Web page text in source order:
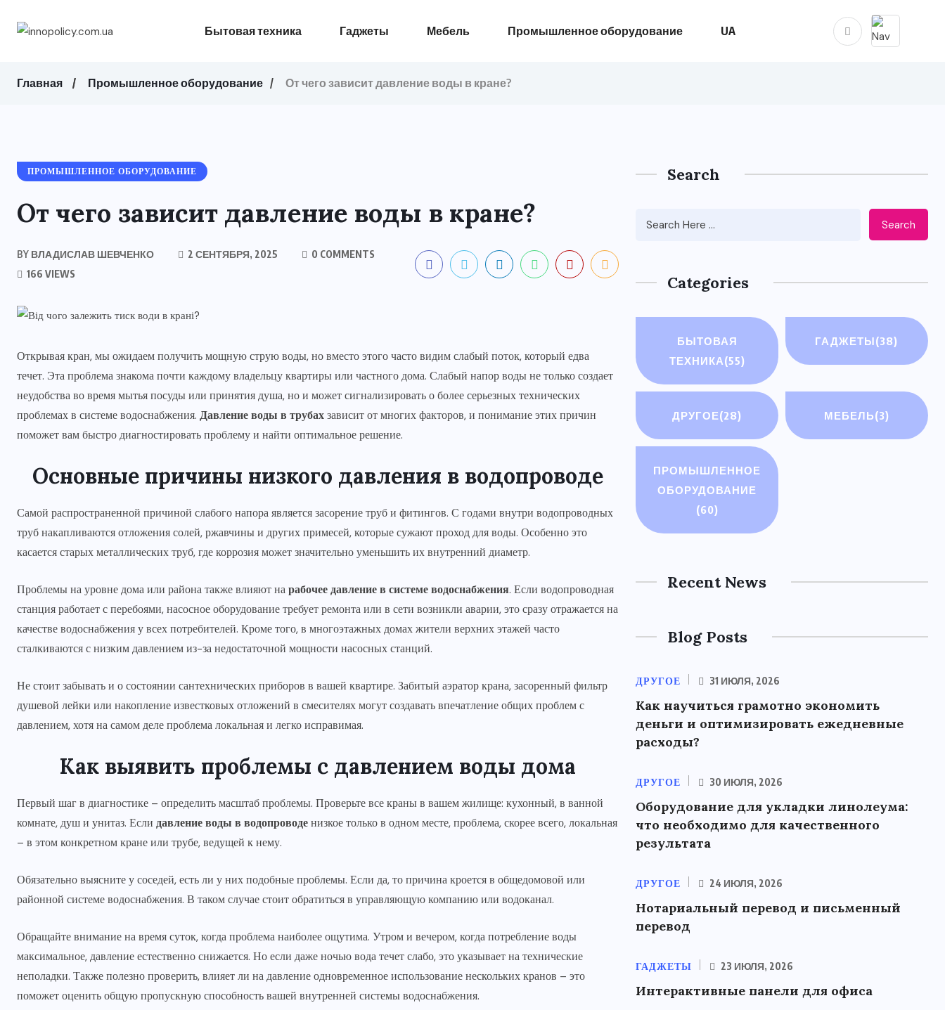
Бытовая техника Гаджеты Мебель Промышленное оборудование UA
Главная Промышленное оборудование От чего зависит давление воды в кране?
ПРОМЫШЛЕННОЕ ОБОРУДОВАНИЕ
От чего зависит давление воды в кране?
BY ВЛАДИСЛАВ ШЕВЧЕНКО 2 СЕНТЯБРЯ, 2025
0 COMMENTS
166 VIEWS
Открывая кран, мы ожидаем получить мощную струю воды, но вместо этого часто видим слабый поток, который едва
течет. Эта проблема знакома почти каждому владельцу квартиры или частного дома. Слабый напор воды не только создает
неудобства во время мытья посуды или принятия душа, но и может сигнализировать о более серьезных технических
проблемах в системе водоснабжения. Давление воды в трубахзависит от многих факторов, и понимание этих причин
поможет вам быстро диагностировать проблему и найти оптимальное решение.
Основные причины низкого давления в водопроводе
Самой распространенной причиной слабого напора является засорение труб и фитингов. С годами внутри водопроводных
труб накапливаются отложения солей, ржавчины и других примесей, которые сужают проход для воды. Особенно это
касается старых металлических труб, где коррозия может значительно уменьшить их внутренний диаметр.
Проблемы на уровне дома или района также влияют нарабочее давление в системе водоснабжения. Если водопроводная
станция работает с перебоями, насосное оборудование требует ремонта или в сети возникли аварии, это сразу отражается на
качестве водоснабжения у всех потребителей. Кроме того, в многоэтажных домах жители верхних этажей часто
сталкиваются с низким давлением из-за недостаточной мощности насосных станций.
Не стоит забывать и о состоянии сантехнических приборов в вашей квартире. Забитый аэратор крана, засоренный фильтр
душевой лейки или накопление известковых отложений в смесителях могут создавать впечатление общих проблем с
давлением, хотя на самом деле проблема локальная и легко исправимая.
Как выявить проблемы с давлением воды дома
Первый шаг в диагностике – определить масштаб проблемы. Проверьте все краны в вашем жилище: кухонный, в ванной
комнате, душ и унитаз. Если давление воды в водопроводенизкое только в одном месте, проблема, скорее всего, локальная
– в этом конкретном кране или трубе, ведущей к нему.
Обязательно выясните у соседей, есть ли у них подобные проблемы. Если да, то причина кроется в общедомовой или
районной системе водоснабжения. В таком случае стоит обратиться в управляющую компанию или водоканал.
Обращайте внимание на время суток, когда проблема наиболее ощутима. Утром и вечером, когда потребление воды
максимальное, давление естественно снижается. Но если даже ночью вода течет слабо, это указывает на технические
неполадки. Также полезно проверить, влияет ли на давление одновременное использование нескольких кранов – это
поможет оценить общую пропускную способность вашей внутренней системы водоснабжения.
Search
Search
Categories
БЫТОВАЯ
ТЕХНИКА(55)
ГАДЖЕТЫ(38)
ДРУГОЕ(28) МЕБЕЛЬ(3)
ПРОМЫШЛЕННОЕ
ОБОРУДОВАНИЕ
(60)
Recent News
Blog Posts
ДРУГОЕ 31 ИЮЛЯ, 2026
Как научиться грамотно экономить
деньги и оптимизировать ежедневные
расходы?
ДРУГОЕ 30 ИЮЛЯ, 2026
Оборудование для укладки линолеума:
что необходимо для качественного
результата
ДРУГОЕ 24 ИЮЛЯ, 2026
Нотариальный перевод и письменный
перевод
ГАДЖЕТЫ 23 ИЮЛЯ, 2026
Интерактивные панели для офиса